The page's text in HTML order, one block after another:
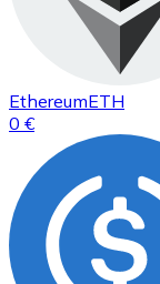
EthereumETH
0 €